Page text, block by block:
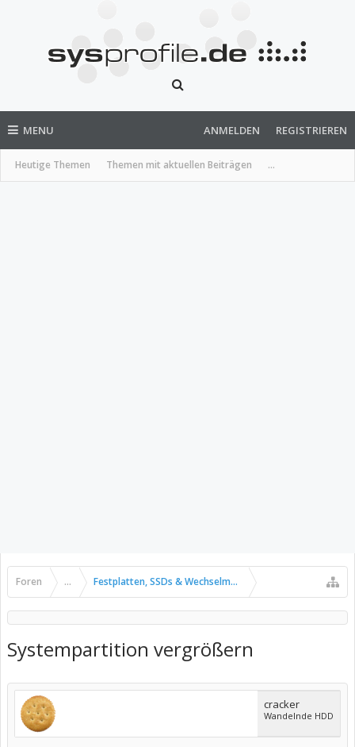
MENU
Heutige Themen Themen mit aktuellen Beiträgen ...
ANMELDEN REGISTRIEREN
Foren ... Festplatten, SSDs & Wechselmedien
Systempartition vergrößern
cracker
Wandelnde HDD